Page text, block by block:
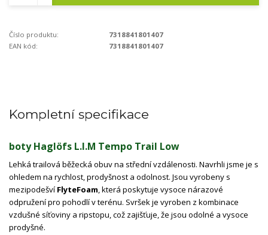
Číslo produktu:
7318841801407
EAN kód:
7318841801407
Kompletní specifikace
boty Haglöfs L.I.M Tempo Trail Low
Lehká trailová běžecká obuv na střední vzdálenosti. Navrhli jsme je s
ohledem na rychlost, prodyšnost a odolnost. Jsou vyrobeny s
mezipodešví FlyteFoam , která poskytuje vysoce nárazové
odpružení pro pohodlí v terénu. Svršek je vyroben z kombinace
vzdušné síťoviny a ripstopu, což zajišťuje, že jsou odolné a vysoce
prodyšné.